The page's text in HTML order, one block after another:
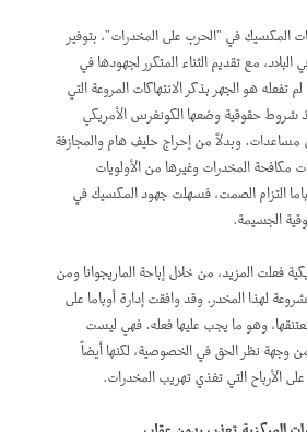
في "الحرب على المخدرات"، بتوفير
مع تقديم الثناء المتكرر لجهودها في
تفعله هو الجهر بذكر الانتهاكات المروعة التي
شروط حقوقية وضعها الكونغرس الأمريكي
وبدلاً من إحراج حليف هام والمجازفة
مكافحة المخدرات وغيرها من الأولويات
التزام الصمت، فسهلت جهود المكسيك في
الجسيمة.
فعلت المزيد، من خلال إباحة الماريجوانا ومن
لهذا المخدر. وقد وافقت إدارة أوباما على
تعتنقها، وهو ما يجب عليها فعله. فهي ليست
نظر الحق في الخصوصية، لكنها أيضاً
الأرباح التي تغذي تهريب المخدرات.